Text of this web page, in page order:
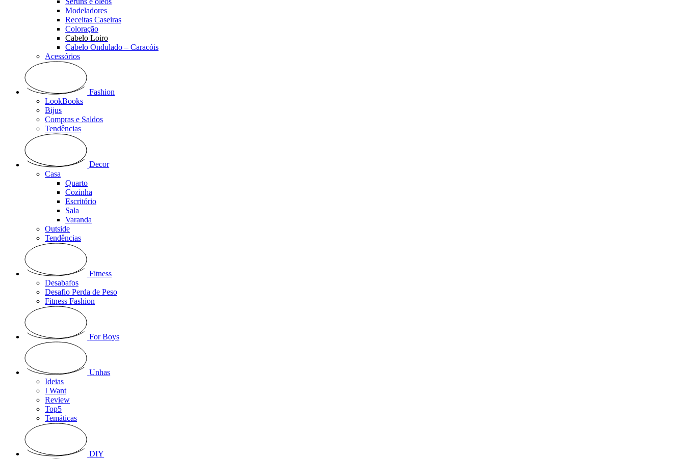
Modeladores
Receitas Caseiras
Coloração
Cabelo Loiro
Cabelo Ondulado – Caracóis
Acessórios
Fashion
LookBooks
Bijus
Compras e Saldos
Tendências
Decor
Casa
Quarto
Cozinha
Escritório
Sala
Varanda
Outside
Tendências
Fitness
Desabafos
Desafio Perda de Peso
Fitness Fashion
For Boys
Unhas
Ideias
I Want
Review
Top5
Temáticas
DIY